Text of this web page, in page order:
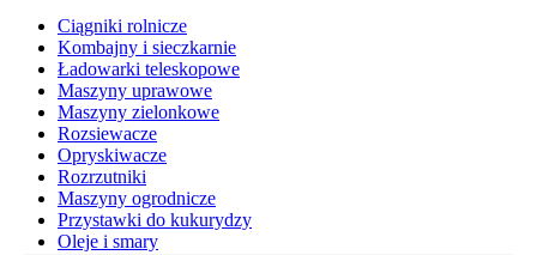
Ciągniki rolnicze
Kombajny i sieczkarnie
Ładowarki teleskopowe
Maszyny uprawowe
Maszyny zielonkowe
Rozsiewacze
Opryskiwacze
Rozrzutniki
Maszyny ogrodnicze
Przystawki do kukurydzy
Oleje i smary